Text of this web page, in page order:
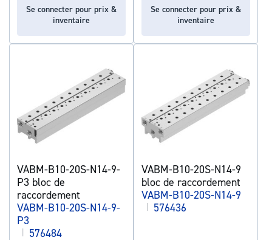
Se connecter pour prix &
inventaire
Se connecter pour prix &
inventaire
VABM-B10-20S-N14-9-
P3 bloc de
raccordement
VABM-B10-20S-N14-9-
P3
| 576484
VABM-B10-20S-N14-9
bloc de raccordement
VABM-B10-20S-N14-9
| 576436